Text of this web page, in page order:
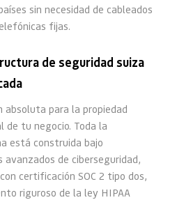
sin necesidad de cableados
fijas.
de seguridad suiza
absoluta para la propiedad
de tu negocio. Toda la
está construida bajo
avanzados de ciberseguridad,
certificación SOC 2 tipo dos,
riguroso de la ley HIPAA